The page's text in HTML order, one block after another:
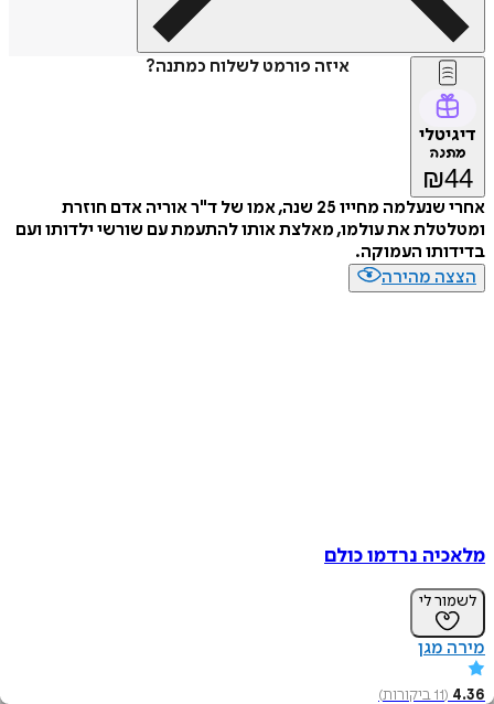
איזה פורמט לשלוח כמתנה?
דיגיטלי
מתנה
₪44
אחרי שנעלמה מחייו 25 שנה, אמו של ד"ר אוריה אדם חוזרת
ומטלטלת את עולמו, מאלצת אותו להתעמת עם שורשי ילדותו ועם
בדידותו העמוקה.
הצצה מהירה
מלאכיה נרדמו כולם
לשמור לי
מירה מגן
4.36
(
11ביקורות)